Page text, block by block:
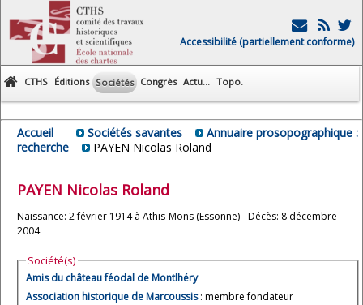
Accessibilité (partiellement conforme)
CTHS Éditions Sociétés Congrès Actu... Topo.
Accueil Sociétés savantes
Annuaire prosopographique :
recherche
PAYEN Nicolas Roland
PAYEN Nicolas Roland
Naissance: 2 février 1914 à Athis-Mons (Essonne) - Décès: 8 décembre
2004
Société(s)
Amis du château féodal de Montlhéry
Association historique de Marcoussis: membre fondateur